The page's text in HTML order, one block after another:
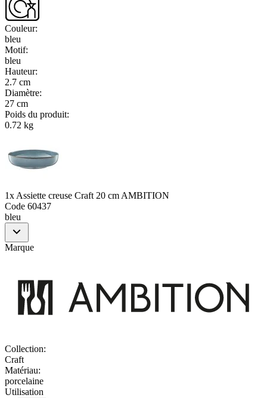
Couleur:
bleu
Motif:
bleu
Hauteur:
2.7 cm
Diamètre:
27 cm
Poids du produit:
0.72 kg
1x Assiette creuse Craft 20 cm AMBITION
Code 60437
bleu
Marque
Collection:
Craft
Matériau:
porcelaine
Utilisation